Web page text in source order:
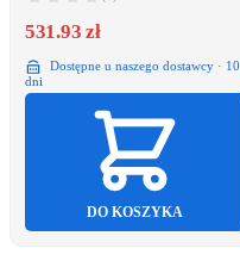
531.93 zł
Dostępne u naszego dostawcy · 10
dni
DO KOSZYKA